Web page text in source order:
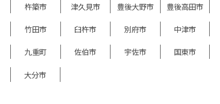
杵築市 津久見市 豊後大野市 豊後高田市
竹田市 臼杵市 別府市 中津市
九重町 佐伯市 宇佐市 国東市
大分市